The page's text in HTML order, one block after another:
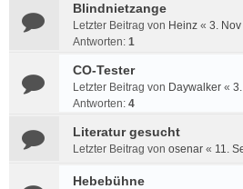
Blindnietzange
Letzter Beitrag von Heinz « 3.
Antworten: 1
CO-Tester
Letzter Beitrag von Daywalker «
Antworten: 4
Literatur gesucht
Letzter Beitrag von osenar « 11.
Hebebühne